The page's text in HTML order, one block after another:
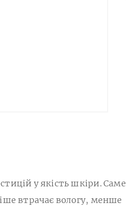
у якість шкіри. Саме
втрачає вологу, менше